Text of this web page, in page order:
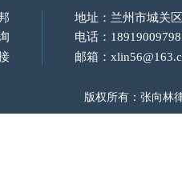
地址：兰州市城关
电话：18919009798
邮箱：
版权所有：张向林